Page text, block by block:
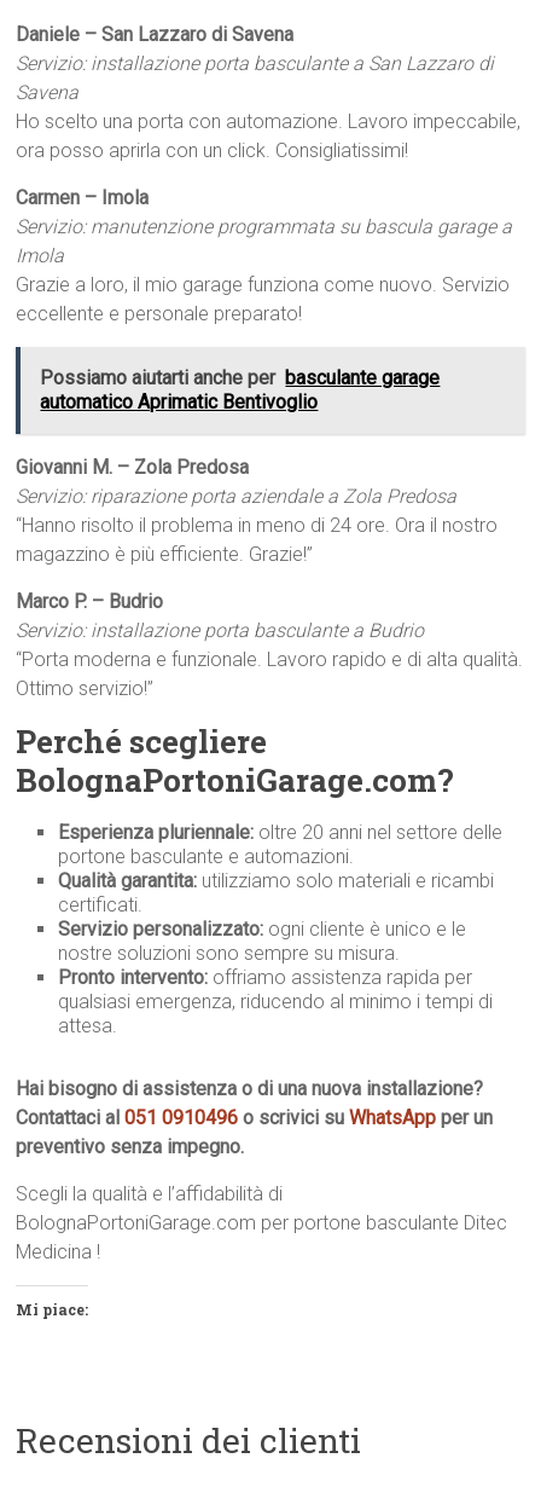
Daniele – San Lazzaro di Savena
Servizio: installazione porta basculante a San Lazzaro di
Savena
Ho scelto una porta con automazione. Lavoro impeccabile,
ora posso aprirla con un click. Consigliatissimi!
Carmen – Imola
Servizio: manutenzione programmata su bascula garage a
Imola
Grazie a loro, il mio garage funziona come nuovo. Servizio
eccellente e personale preparato!
Possiamo aiutarti anche per basculante garage
automatico Aprimatic Bentivoglio
Giovanni M. – Zola Predosa
Servizio: riparazione porta aziendale a Zola Predosa
“Hanno risolto il problema in meno di 24 ore. Ora il nostro
magazzino è più efficiente. Grazie!”
Marco P. – Budrio
Servizio: installazione porta basculante a Budrio
“Porta moderna e funzionale. Lavoro rapido e di alta qualità.
Ottimo servizio!”
Perché scegliere
BolognaPortoniGarage.com?
Esperienza pluriennale: oltre 20 anni nel settore delle
portone basculante e automazioni.
Qualità garantita: utilizziamo solo materiali e ricambi
certificati.
Servizio personalizzato: ogni cliente è unico e le
nostre soluzioni sono sempre su misura.
Pronto intervento: offriamo assistenza rapida per
qualsiasi emergenza, riducendo al minimo i tempi di
attesa.
Hai bisogno di assistenza o di una nuova installazione?
Contattaci al051 0910496 o scrivici suWhatsApp per un
preventivo senza impegno.
Scegli la qualità e l’affidabilità di
BolognaPortoniGarage.com per portone basculante Ditec
Medicina !
Mi piace:
Recensioni dei clienti